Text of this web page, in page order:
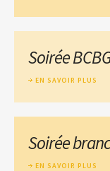
Soirée
EN SAVOIR PLUS
Soirée
EN SAVOIR PLUS